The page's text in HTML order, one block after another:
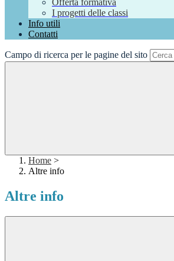
Offerta formativa
I progetti delle classi
Info utili
Contatti
Campo di ricerca per le pagine del sito
Home >
Altre info
Altre info